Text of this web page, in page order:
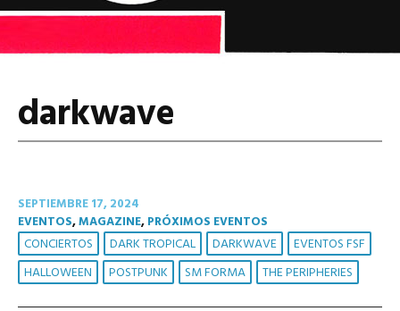
darkwave
SEPTIEMBRE 17, 2024
EVENTOS,MAGAZINE,PRÓXIMOS EVENTOS
CONCIERTOS DARK TROPICAL DARKWAVE
EVENTOS FSF
HALLOWEEN
POSTPUNK SM FORMA THE PERIPHERIES